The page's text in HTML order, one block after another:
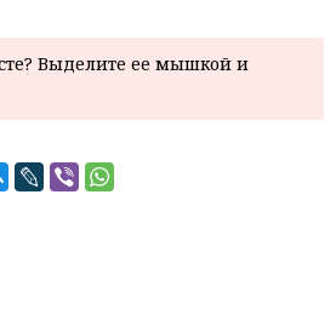
Выделите ее мышкой и